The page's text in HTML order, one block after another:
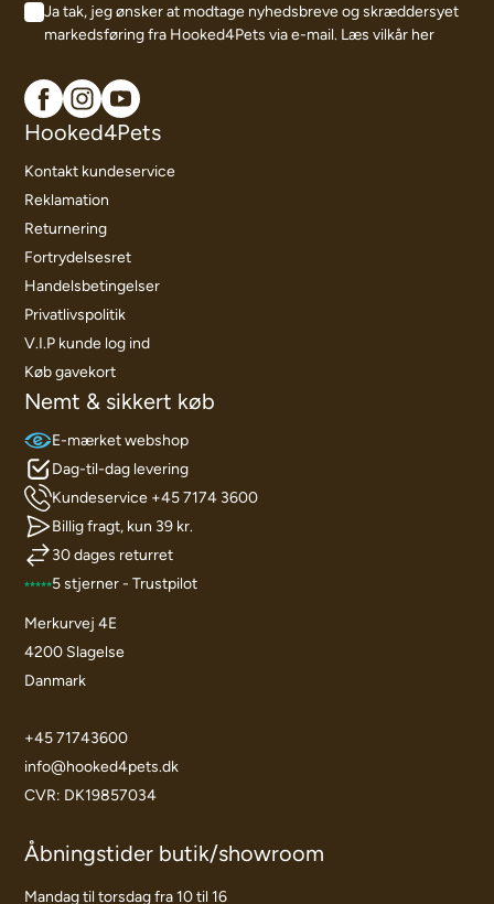
Ja tak, jeg ønsker at modtage nyhedsbreve og skræddersyet
markedsføring fra Hooked4Pets via e-mail. Læs vilkår her
Hooked4Pets
Kontakt kundeservice
Reklamation
Returnering
Fortrydelsesret
Handelsbetingelser
Privatlivspolitik
V.I.P kunde log ind
Køb gavekort
Nemt & sikkert køb
E-mærket webshop
Dag-til-dag levering
Kundeservice +45 7174 3600
Billig fragt, kun 39 kr.
30 dages returret
5 stjerner - Trustpilot
Merkurvej 4E
4200 Slagelse
Danmark
+45 71743600
info@hooked4pets.dk
CVR: DK19857034
Åbningstider butik/showroom
Mandag til torsdag fra 10 til 16